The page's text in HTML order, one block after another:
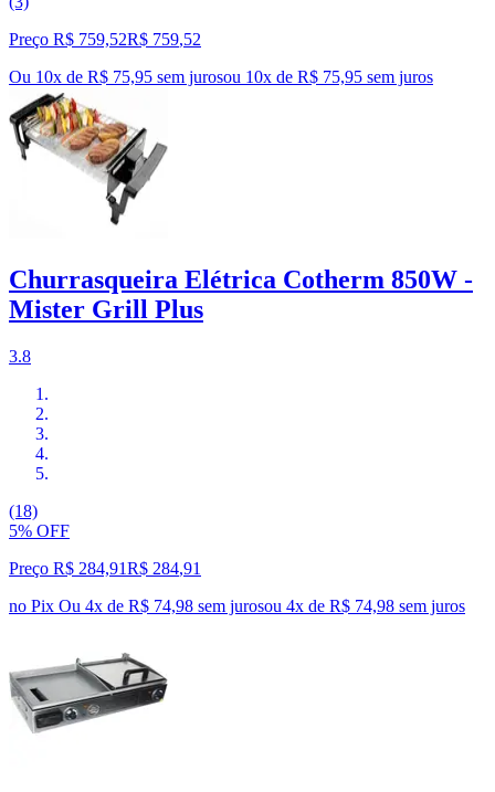
Preço R$ 759,52R$ 759,52
Ou 10x de R$ 75,95 sem jurosou 10x de R$ 75,95 sem juros
Churrasqueira Elétrica Cotherm 850W -
Mister Grill Plus
3.8
(18)
5% OFF
Preço R$ 284,91R$ 284,91
no Pix Ou 4x de R$ 74,98 sem jurosou 4x de R$ 74,98 sem juros